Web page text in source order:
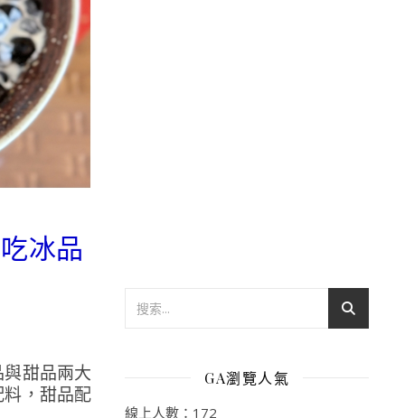
冰品
甜品兩大
，甜品配
GA瀏覽人氣
線上人數：172